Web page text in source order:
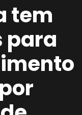
tem
para